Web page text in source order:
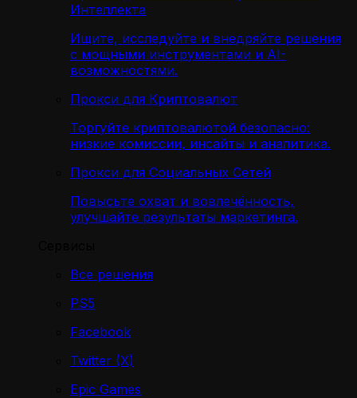
Интеллекта
Ищите, исследуйте и внедряйте решения
с мощными инструментами и AI-
возможностями.
Прокси для Криптовалют
Торгуйте криптовалютой безопасно:
низкие комиссии, инсайты и аналитика.
Прокси для Социальных Сетей
Повысьте охват и вовлечённость,
улучшайте результаты маркетинга.
Все решения
PS5
Facebook
Twitter (X)
Epic Games